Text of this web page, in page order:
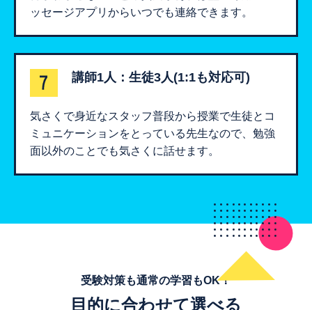
ッセージアプリからいつでも連絡できます。
講師1人：生徒3人(1:1も対応可)
気さくで身近なスタッフ普段から授業で生徒とコ
ミュニケーションをとっている先生なので、勉強
面以外のことでも気さくに話せます。
受験対策も通常の学習もOK！
目的に合わせて選べる